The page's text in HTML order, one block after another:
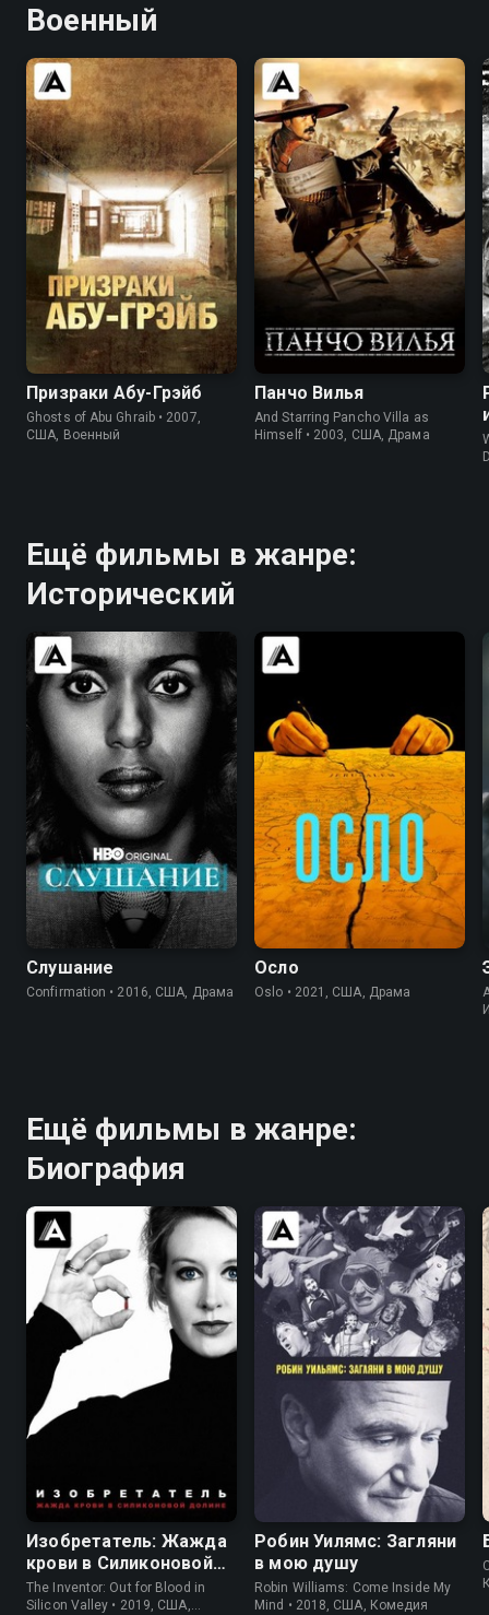
Военный
6.9 7.6
Призраки Абу-Грэйб
Ghosts of Abu Ghraib • 2007,
США, Военный
Панчо Вилья
And Starring Pancho Villa as
Himself • 2003, США, Драма
Ещё фильмы в жанре:
Исторический
6.4 6.8
Слушание
Confirmation • 2016, США, Драма
7.3 6.7
Осло
Oslo • 2021, США, Драма
Ещё фильмы в жанре:
Биография
Изобретатель: Жажда
крови в Силиконовой
долине
The Inventor: Out for Blood in
Silicon Valley • 2019, США,
Робин Уилямс: Загляни
в мою душу
Robin Williams: Come Inside My
Mind • 2018, США, Комедия